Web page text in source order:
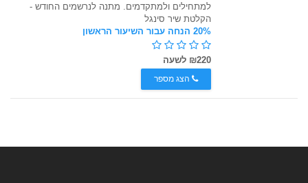
למתחילים ולמתקדמים. מתנה לנרשמים החודש -
הקלטת שיר סינגל
20% הנחה עבור השיעור הראשון
₪220 לשעה
הצג מספר